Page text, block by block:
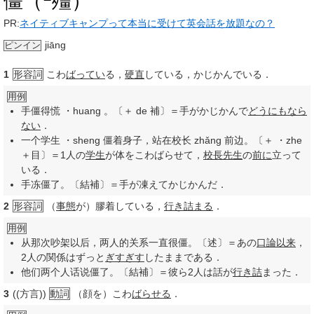
PR:ネイティブキャンプって本当に受けて英会話を放題なの？
ピンイン jiāng
1 形容詞 こわばっている， 硬直 している，かじかんでいる．
用例
手僵得慌 ・huang 。〔＋ de 補〕＝手がかじかんでどうにもなら
ない ．
一个学生 ・sheng 僵着身子，站在校长 zhǎng 前边。〔＋ ・zhe
＋目〕＝1人の学生が体をこわばらせて， 校長先生の前に立って
いる．
手冻僵了。〔結補〕＝手が凍えてかじかんだ．
2 形容詞 （事態が）膠着している， 行き詰まる ．
用例
从那次吵架以后，两人的关系一直很僵。〔述〕＝あの口論以来 ，
2人の関係はずっと ぎすぎす したままである．
他们两个人话说僵了。〔結補〕＝彼ら2人は話が行き詰まった．
3 ((方言)) 動詞 （顔を）こわばらせる ．